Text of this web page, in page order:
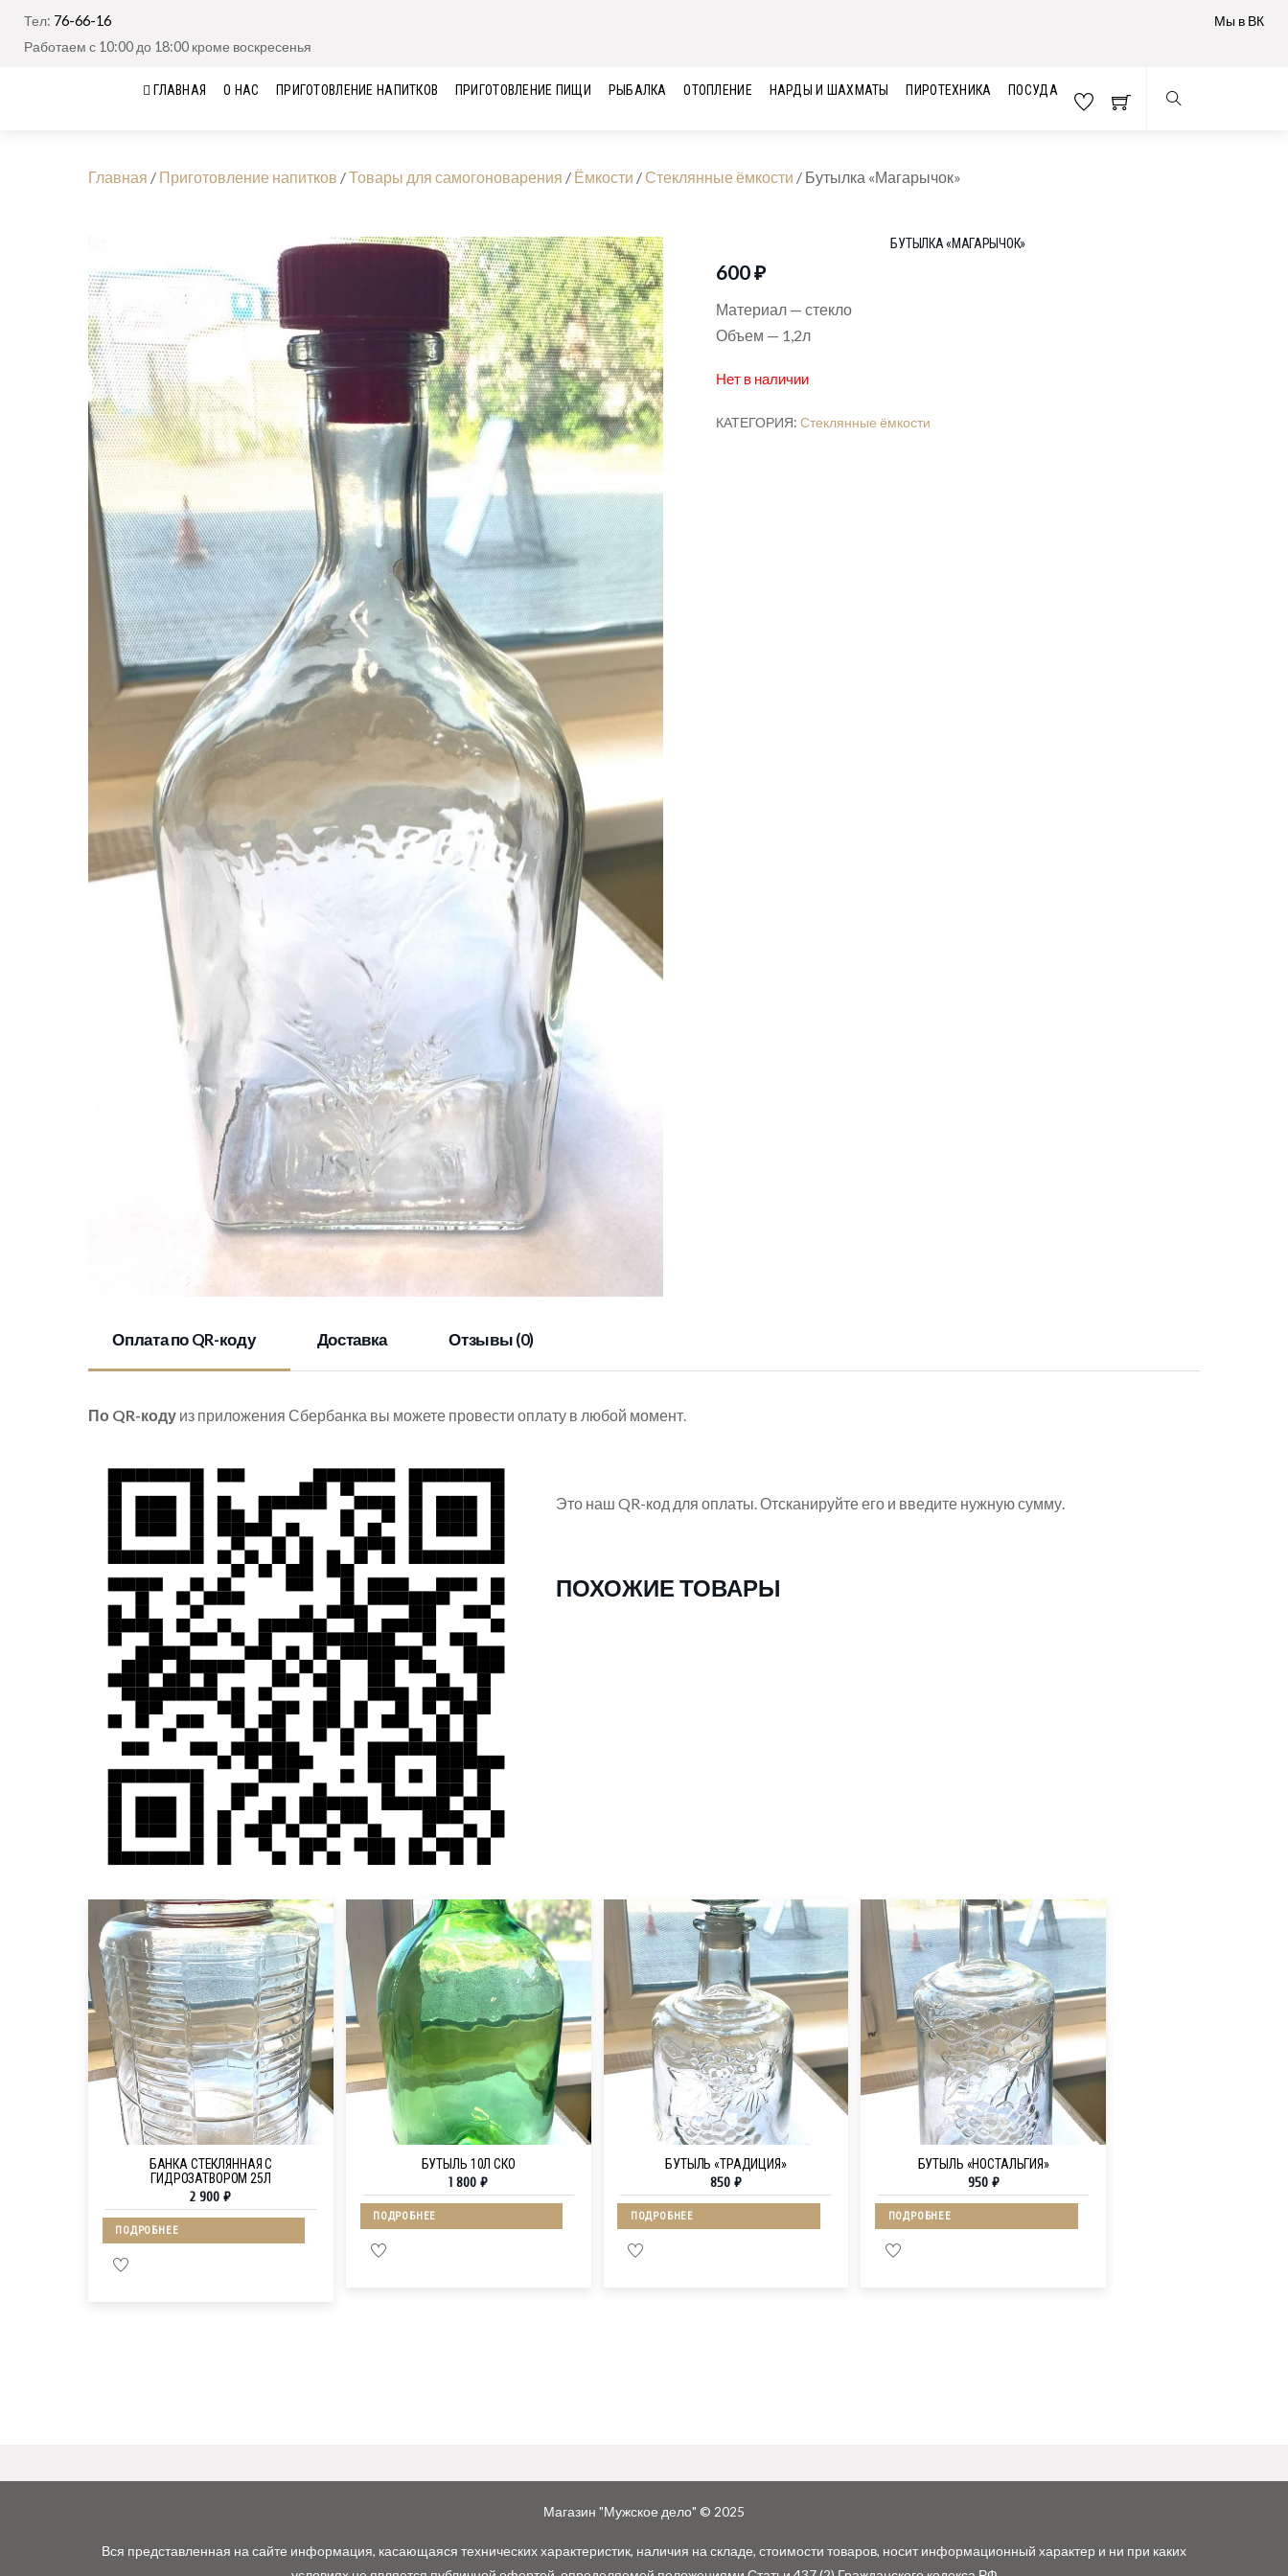
Тел: 76-66-16
Работаем с 10:00 до 18:00 кроме воскресенья
Мы в ВК
ГЛАВНАЯ О НАС ПРИГОТОВЛЕНИЕ НАПИТКОВ ПРИГОТОВЛЕНИЕ ПИЩИ РЫБАЛКА ОТОПЛЕНИЕ НАРДЫ И ШАХМАТЫ ПИРОТЕХНИКА ПОСУДА
Главная / Приготовление напитков /Товары для самогоноварения / Ёмкости / Стеклянные ёмкости / Бутылка «Магарычок»
БУТЫЛКА «МАГАРЫЧОК»
600₽
Материал — стекло
Объем — 1,2л
Нет в наличии
КАТЕГОРИЯ:Стеклянные ёмкости
Оплата по QR-коду Доставка Отзывы (0)
По QR-коду из приложения Сбербанка вы можете провести оплату в любой момент.
Это наш QR-код для оплаты. Отсканируйте его и введите нужную сумму.
ПОХОЖИЕ ТОВАРЫ
БАНКА СТЕКЛЯННАЯ С
ГИДРОЗАТВОРОМ 25Л
2 900₽
ПОДРОБНЕЕ
БУТЫЛЬ 10Л СКО
1 800₽
ПОДРОБНЕЕ
БУТЫЛЬ «ТРАДИЦИЯ»
850 ₽
ПОДРОБНЕЕ
БУТЫЛЬ «НОСТАЛЬГИЯ»
950 ₽
ПОДРОБНЕЕ
Магазин "Мужское дело" © 2025
Вся представленная на сайте информация, касающаяся технических характеристик, наличия на складе, стоимости товаров, носит информационный характер и ни при каких